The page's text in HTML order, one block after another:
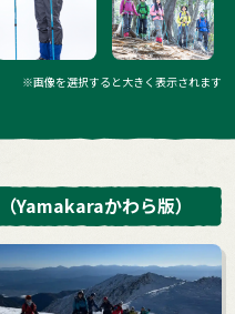
※画像を選択すると大きく表示されます
（Yamakaraかわら版）